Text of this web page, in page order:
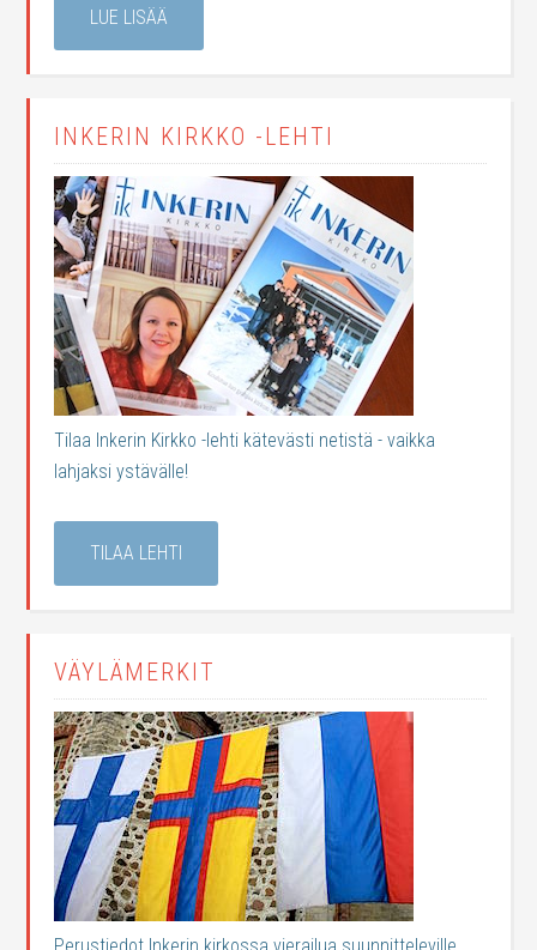
LUE LISÄÄ
INKERIN KIRKKO -LEHTI
Tilaa Inkerin Kirkko -lehti kätevästi netistä - vaikka
lahjaksi ystävälle!
TILAA LEHTI
VÄYLÄMERKIT